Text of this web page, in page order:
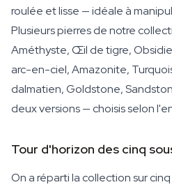
roulée et lisse — idéale à
Plusieurs pierres de notre
Améthyste, Œil de tigre,
arc-en-ciel, Amazonite,
dalmatien, Goldstone,
deux versions — choisis selon
Tour d'horizon des cinq
On a réparti la collection sur